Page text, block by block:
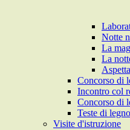
Notte
La
La
Concorso di
Incontro col
Concorso di
Teste di
Visite d'istruzione